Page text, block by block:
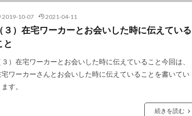
2019-10-07 2021-04-11
３）在宅ワーカーとお会いした時に伝えている
と
）在宅ワーカーとお会いした時に伝えていること今回は、
宅ワーカーさんとお会いした時に伝えていることを書いてい
す。
続きを読む